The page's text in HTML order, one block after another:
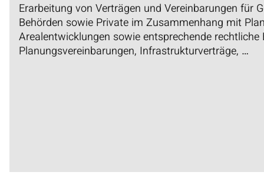
Erarbeitung von Verträgen und Vereinbarungen für
Behörden sowie Private im Zusammenhang mit
Arealentwicklungen sowie entsprechende
Planungsvereinbarungen, Infrastrukturverträge, …